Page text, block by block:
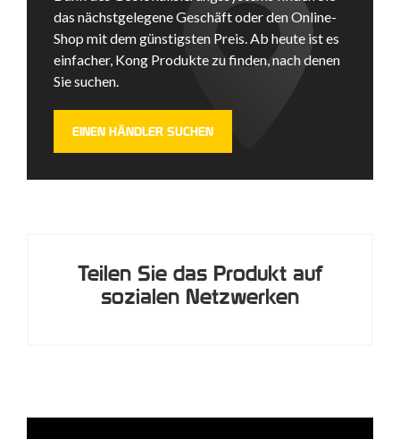
das nächstgelegene Geschäft oder den Online-
Shop mit dem günstigsten Preis. Ab heute ist es
einfacher, Kong Produkte zu finden, nach denen
Sie suchen.
EINEN HÄNDLER SUCHEN
Teilen Sie das Produkt auf
sozialen Netzwerken